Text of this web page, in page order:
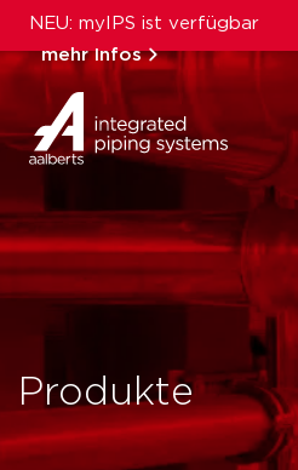
NEU: myIPS ist verfügbar
mehr Infos
Produkte